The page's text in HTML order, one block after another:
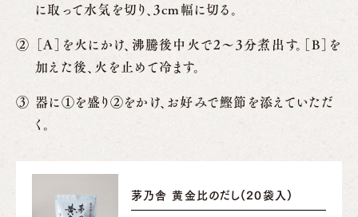
に取って水気を切り、3cm幅に切る。
［A］を火にかけ、沸騰後中火で2～3分煮出す。［B］を
加えた後、火を止めて冷ます。
器に①を盛り②をかけ、お好みで鰹節を添えていただ
く。
茅乃舎 黄金比のだし(20袋入)